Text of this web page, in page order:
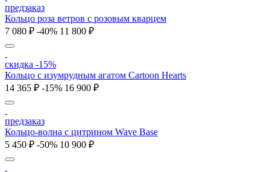
предзаказ
Кольцо роза ветров с розовым кварцем
7 080 ₽ -40% 11 800 ₽
скидка -15%
Кольцо c изумрудным агатом Cartoon Hearts
14 365 ₽ -15% 16 900 ₽
предзаказ
Кольцо-волна с цитрином Wave Base
5 450 ₽ -50% 10 900 ₽